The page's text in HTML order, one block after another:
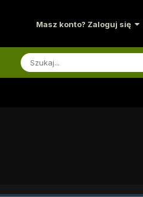
Masz konto? Zaloguj się